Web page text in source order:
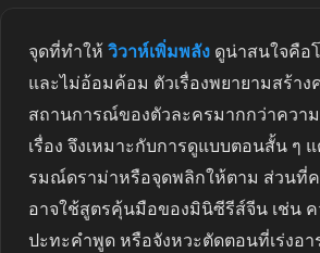
จุดที่ทำให้ วิวาห์เพิ่มพลัง ดูน่าสนใจคือ
และไม่อ้อมค้อม ตัวเรื่องพยายามสร้าง
สถานการณ์ของตัวละครมากกว่าควา
เรื่อง จึงเหมาะกับการดูแบบตอนสั้น ๆ
รมณ์ดราม่าหรือจุดพลิกให้ตาม ส่วนที่ค
อาจใช้สูตรคุ้นมือของมินิซีรีส์จีน เช่น ค
ปะทะคำพูด หรือจังหวะตัดตอนที่เร่งอ